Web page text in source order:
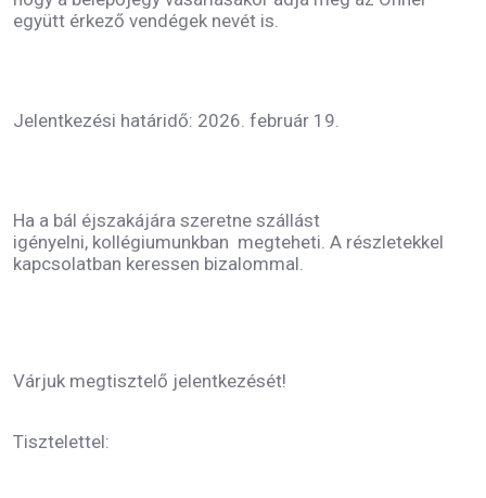
együtt érkező vendégek nevét is.
Jelentkezési határidő: 2026. február 19.
Ha a bál éjszakájára szeretne szállást
igényelni, kollégiumunkban megteheti. A részletekkel
kapcsolatban keressen bizalommal.
Várjuk megtisztelő jelentkezését!
Tisztelettel: